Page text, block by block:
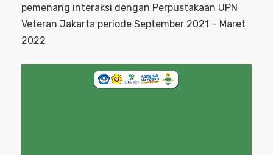
pemenang interaksi dengan Perpustakaan UPN
Veteran Jakarta periode September 2021 – Maret
2022